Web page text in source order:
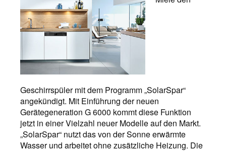
Geschirrspüler mit dem Programm „SolarSpar“
angekündigt. Mit Einführung der neuen
Gerätegeneration G 6000 kommt diese Funktion
jetzt in einer Vielzahl neuer Modelle auf den Markt.
„SolarSpar“ nutzt das von der Sonne erwärmte
Wasser und arbeitet ohne zusätzliche Heizung. Die